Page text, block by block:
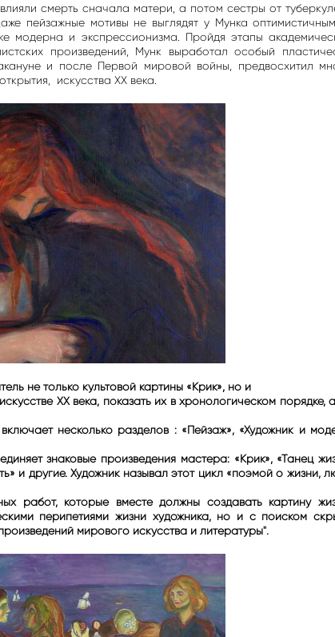
смерть сначала матери, а потом сестры от
пейзажные мотивы не выглядят у Мунка
модерна и экспрессионизма. Пройдя этапы
произведений, Мунк выработал особый
и после Первой мировой войны, предвосхитил
искусства ХХ века.
не только культовой картины «Крик», но и
XX века, показать их в хронологическом порядке,
несколько разделов : «Пейзаж», «Художник и
знаковые произведения мастера: «Крик», «Танец
и другие. Художник называл этот цикл «поэмой о жизни,
работ, которые вместе должны создавать картину
перипетиями жизни художника, но и с поиском
мирового искусства и литературы".